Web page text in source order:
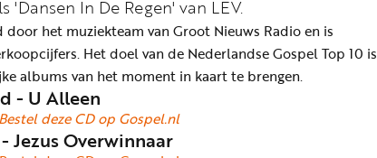
In De Regen' van LEV.
het muziekteam van Groot Nieuws Radio en is
Het doel van de Nederlandse Gospel Top 10 is
albums van het moment in kaart te brengen.
- U Alleen
Bestel deze CD op Gospel.nl
Jezus Overwinnaar